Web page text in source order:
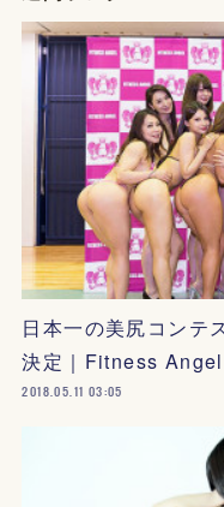
日本一の美尻コンテ
決定｜Fitness
2018.05.11 03:05